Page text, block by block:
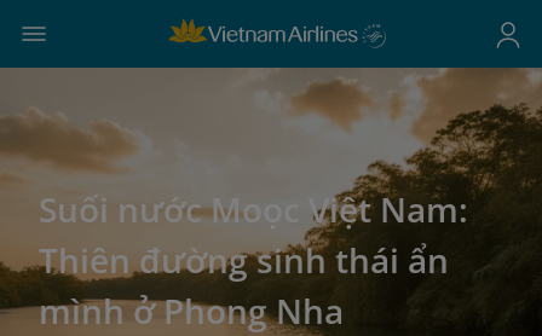
Suối nước Moọc Việt Nam:
Thiên đường sinh thái ẩn
mình ở Phong Nha